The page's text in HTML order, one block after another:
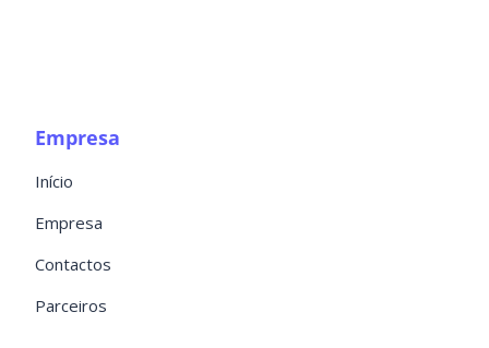
Empresa
Início
Empresa
Contactos
Parceiros